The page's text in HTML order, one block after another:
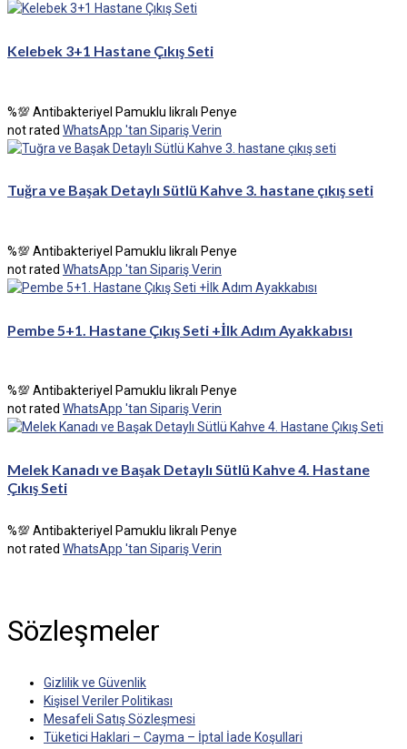
Kelebek 3+1 Hastane Çıkış Seti
%💯 Antibakteriyel Pamuklu likralı Penye
not rated WhatsApp 'tan Sipariş Verin
Tuğra ve Başak Detaylı Sütlü Kahve 3. hastane çıkış seti
%💯 Antibakteriyel Pamuklu likralı Penye
not rated WhatsApp 'tan Sipariş Verin
Pembe 5+1. Hastane Çıkış Seti +İlk Adım Ayakkabısı
%💯 Antibakteriyel Pamuklu likralı Penye
not rated WhatsApp 'tan Sipariş Verin
Melek Kanadı ve Başak Detaylı Sütlü Kahve 4. Hastane
Çıkış Seti
%💯 Antibakteriyel Pamuklu likralı Penye
not rated WhatsApp 'tan Sipariş Verin
Sözleşmeler
Gizlilik ve Güvenlik
Kişisel Veriler Politikası
Mesafeli Satış Sözleşmesi
Tüketici Haklari – Cayma – İptal İade Koşullari